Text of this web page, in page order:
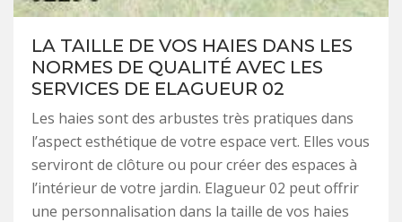
LA TAILLE DE VOS HAIES DANS LES
NORMES DE QUALITÉ AVEC LES
SERVICES DE ELAGUEUR 02
Les haies sont des arbustes très pratiques dans
l’aspect esthétique de votre espace vert. Elles vous
serviront de clôture ou pour créer des espaces à
l’intérieur de votre jardin. Elagueur 02 peut offrir
une personnalisation dans la taille de vos haies